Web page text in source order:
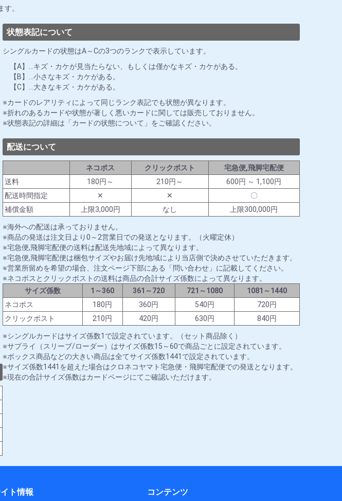
。
状態表記について
シングルカードの状態はA～Cの3つのランクで表示しています。
【A】…キズ・カケが見当たらない、もしくは僅かなキズ・カケがある。
【B】…小さなキズ・カケがある。
【C】…大きなキズ・カケがある。
カードのレアリティによって同じランク表記でも状態が異なります。
折れのあるカードや状態が著しく悪いカードに関しては販売しておりません。
状態表記の詳細は「カードの状態について」をご確認ください。
配送について
ネコポス クリックポスト
宅急便,飛脚宅配便
送料
180円～ 210円～
600円 ～ 1,100円
配送時間指定
✕ ✕
〇
補償金額
上限3,000円 なし 上限300,000円
海外への配送は承っておりません。
商品の発送は注文日より0～2営業日での発送となります。（火曜定休）
宅急便,飛脚宅配便の送料は配送先地域によって異なります。
宅急便,飛脚宅配便は梱包サイズやお届け先地域により当店側で決めさせていただきます。
営業所留めを希望の場合、注文ページ下部にある「問い合わせ」に記載してください。
ネコポスとクリックポストの送料は商品の合計サイズ係数によって異なります。
サイズ係数
1～360 361～720 721～1080
1081～1440
ネコポス
180円 360円 540円
720円
クリックポスト
210円 420円 630円 840円
シングルカードはサイズ係数1で設定されています。（セット商品除く）
サプライ（スリーブ/ローダー）はサイズ係数15～60で商品ごとに設定されています。
ボックス商品などの大きい商品は全てサイズ係数1441で設定されています。
サイズ係数1441を超えた場合はクロネコヤマト宅急便・飛脚宅配便での発送となります。
現在の合計サイズ係数はカードページにてご確認いただけます。
ト情報 コンテンツ